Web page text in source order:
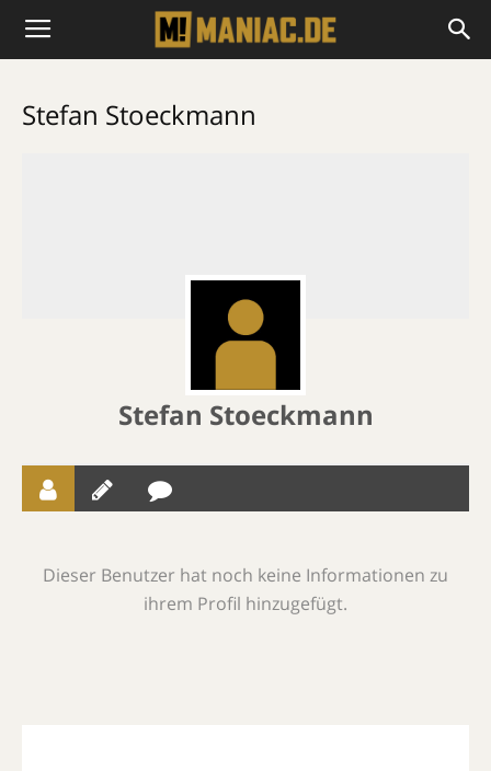
Stefan Stoeckmann
Stefan Stoeckmann
Dieser Benutzer hat noch keine Informationen zu
ihrem Profil hinzugefügt.